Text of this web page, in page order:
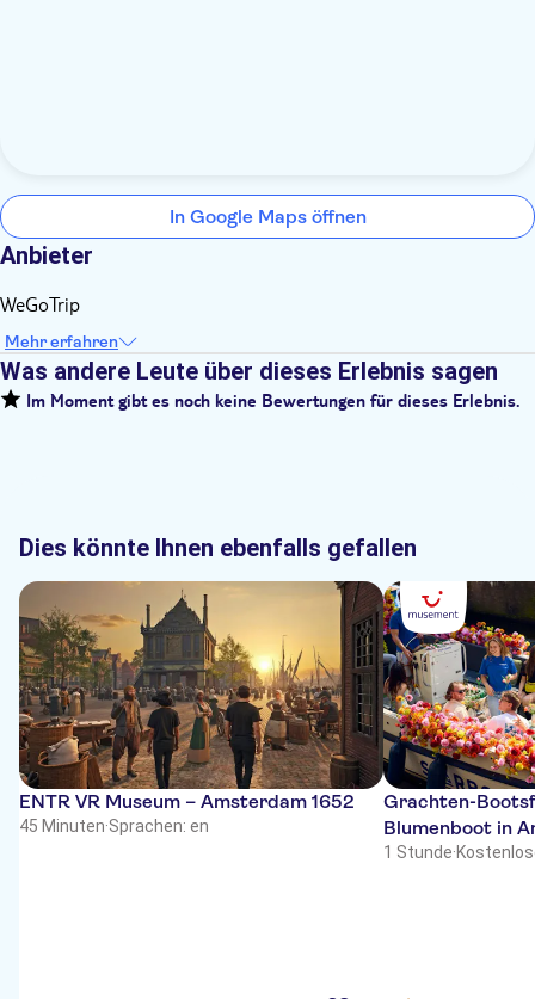
In Google Maps öffnen
Anbieter
WeGoTrip
Mehr erfahren
Was andere Leute über dieses Erlebnis sagen
Im Moment gibt es noch keine Bewertungen für dieses Erlebnis.
Dies könnte Ihnen ebenfalls gefallen
ENTR VR Museum – Amsterdam 1652
45 Minuten·Sprachen: en
Grachten-
Blumenboot in
1 Stunde·